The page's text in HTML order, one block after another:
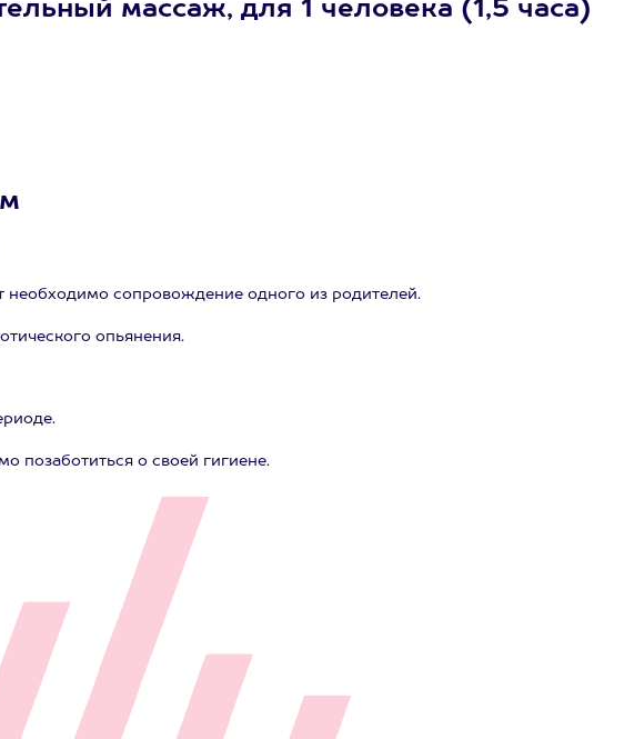
массаж, для 1 человека (1,5 часа)
необходимо сопровождение одного из родителей.
опьянения.
позаботиться о своей гигиене.